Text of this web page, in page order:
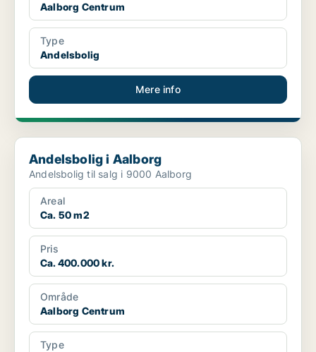
Aalborg Centrum
Type
Andelsbolig
Mere info
Andelsbolig i Aalborg
Andelsbolig i Aalborg
Andelsbolig til salg i 9000 Aalborg
Areal
Ca. 50 m2
Pris
Ca. 400.000 kr.
Område
Aalborg Centrum
Type